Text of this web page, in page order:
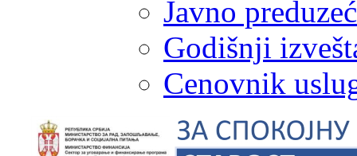
Javno
Godišnji
Cenovnik